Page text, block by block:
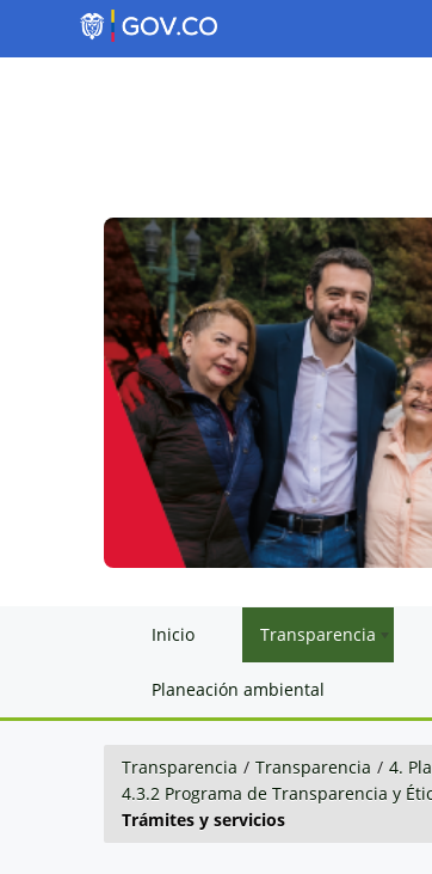
Inicio Transparencia
Planeación ambiental
Transparencia / Transparencia / 4.
4.3.2 Programa de Transparencia y
Trámites y servicios